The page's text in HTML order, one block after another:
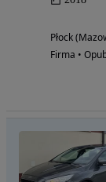
Płock
Firma •